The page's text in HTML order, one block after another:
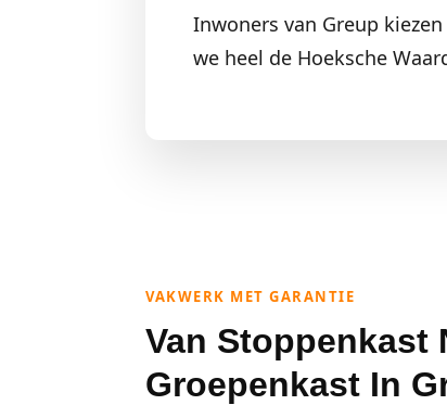
Inwoners van Greup
we heel de Hoeksche
VAKWERK MET GARANTIE
Van Stoppenkast
Groepenkast In